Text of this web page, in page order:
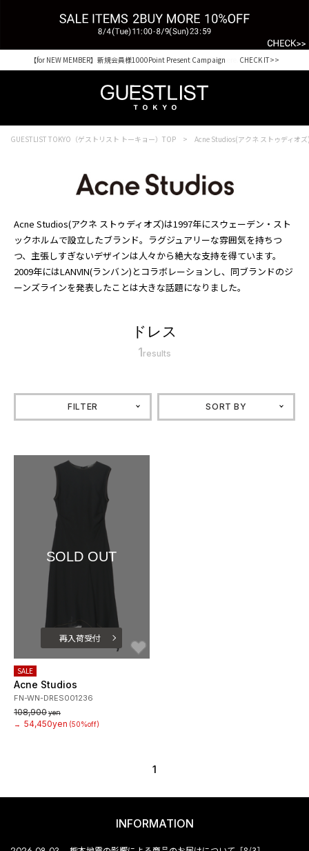
Shopping from outside Japan? Visit our Global Site here. >>
【for NEW MEMBER】新規会員様1000Point Present Campaign CHECK IT>>
GUESTLIST TOKYO（ゲストリスト トーキョー）TOP Acne Studios(アクネ ストゥディオ
Acne Studios(アクネ ストゥディオズ)は1997年にスウェーデン・スト
ックホルムで設立したブランド。ラグジュアリーな雰囲気を持ちつ
つ、主張しすぎないデザインは人々から絶大な支持を得ています。
2009年にはLANVIN(ランバン)とコラボレーションし、同ブランドのジ
ーンズラインを発表したことは大きな話題になりました。
ドレス
1results
FILTER SORT BY
SOLD OUT
再入荷受付
SALE
Acne Studios
FN-WN-DRES001236
108,900yen
→ 54,450yen (50%off)
1
INFORMATION